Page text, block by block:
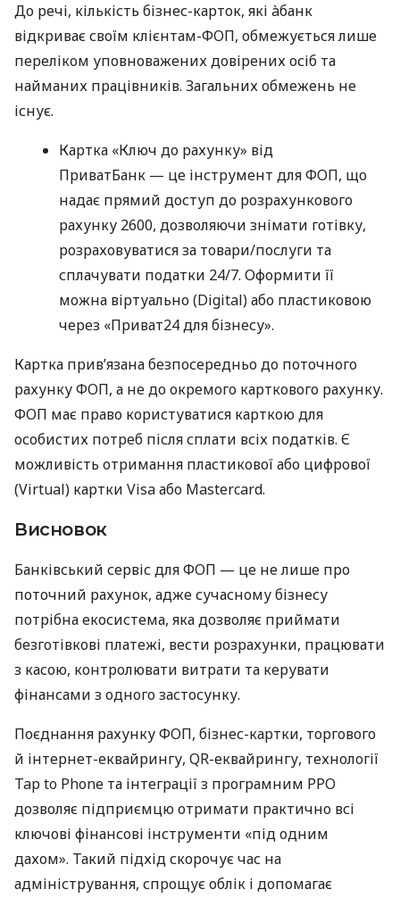
До речі, кількість бізнес-карток, які àбанк
відкриває своїм клієнтам-ФОП, обмежується лише
переліком уповноважених довірених осіб та
найманих працівників. Загальних обмежень не
існує.
Картка «Ключ до рахунку» від
ПриватБанк — це інструмент для ФОП, що
надає прямий доступ до розрахункового
рахунку 2600, дозволяючи знімати готівку,
розраховуватися за товари/послуги та
сплачувати податки 24/7. Оформити її
можна віртуально (Digital) або пластиковою
через «Приват24 для бізнесу».
Картка прив’язана безпосередньо до поточного
рахунку ФОП, а не до окремого карткового рахунку.
ФОП має право користуватися карткою для
особистих потреб після сплати всіх податків. Є
можливість отримання пластикової або цифрової
(Virtual) картки Visa або Mastercard.
Висновок
Банківський сервіс для ФОП — це не лише про
поточний рахунок, адже сучасному бізнесу
потрібна екосистема, яка дозволяє приймати
безготівкові платежі, вести розрахунки, працювати
з касою, контролювати витрати та керувати
фінансами з одного застосунку.
Поєднання рахунку ФОП, бізнес-картки, торгового
й інтернет-еквайрингу, QR-еквайрингу, технології
Tap to Phone та інтеграції з програмним РРО
дозволяє підприємцю отримати практично всі
ключові фінансові інструменти «під одним
дахом». Такий підхід скорочує час на
адміністрування, спрощує облік і допомагає